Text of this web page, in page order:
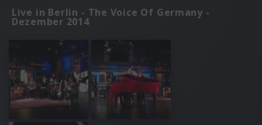
Live in Berlin - The Voice Of Germany -
Dezember 2014